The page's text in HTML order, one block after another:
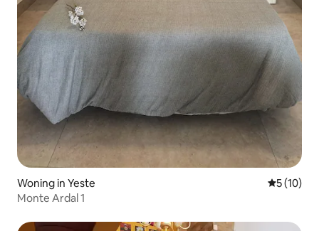
Woning in Yeste
5 (10)
Monte Ardal 1